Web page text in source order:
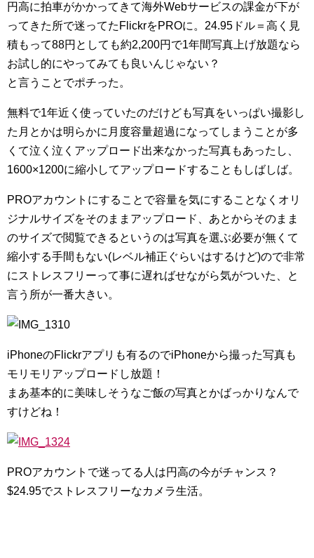
円高に拍車がかかってきて海外Webサービスの課金が下が
ってきた所で迷ってたFlickrをPROに。24.95ドル＝高く見
積もって88円としても約2,200円で1年間写真上げ放題なら
お試し的にやってみても良いんじゃない？
と言うことでポチった。
無料で1年近く使っていたのだけども写真をいっぱい撮影し
た月とかは明らかに月度容量超過になってしまうことが多
くて泣く泣くアップロード出来なかった写真もあったし、
1600×1200に縮小してアップロードすることもしばしば。
PROアカウントにすることで容量を気にすることなくオリ
ジナルサイズをそのままアップロード、あとからそのまま
のサイズで閲覧できるというのは写真を選ぶ必要が無くて
縮小する手間もない(レベル補正ぐらいはするけど)ので非常
にストレスフリーって事に遅ればせながら気がついた、と
言う所が一番大きい。
iPhoneのFlickrアプリも有るのでiPhoneから撮った写真も
モリモリアップロードし放題！
まあ基本的に美味しそうなご飯の写真とかばっかりなんで
すけどね！
PROアカウントで迷ってる人は円高の今がチャンス？
$24.95でストレスフリーなカメラ生活。